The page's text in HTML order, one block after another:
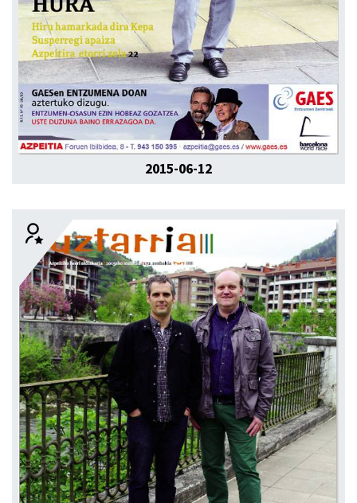
2015-06-12